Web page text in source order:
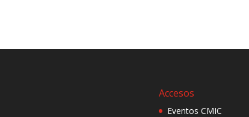
Accesos
Eventos CMIC